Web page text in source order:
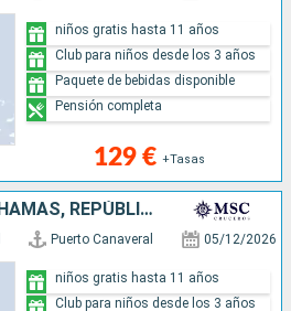
129 € +Tasas
niños gratis hasta 11 años
Club para niños desde los 3 años
Paquete de bebidas disponible
Pensión completa
ESTADOS UNIDOS, BAHAMAS, REPÚBLICA DOMINICANA
Puerto Canaveral 05/12/2026
niños gratis hasta 11 años
Club para niños desde los 3 años